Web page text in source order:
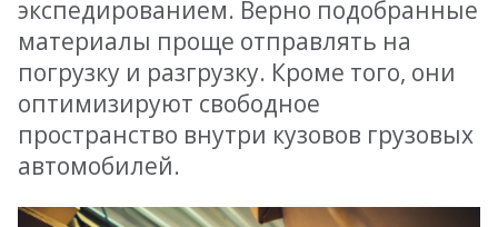
экспедированием. Верно подобранные
материалы проще отправлять на
погрузку и разгрузку. Кроме того, они
оптимизируют свободное
пространство внутри кузовов грузовых
автомобилей.